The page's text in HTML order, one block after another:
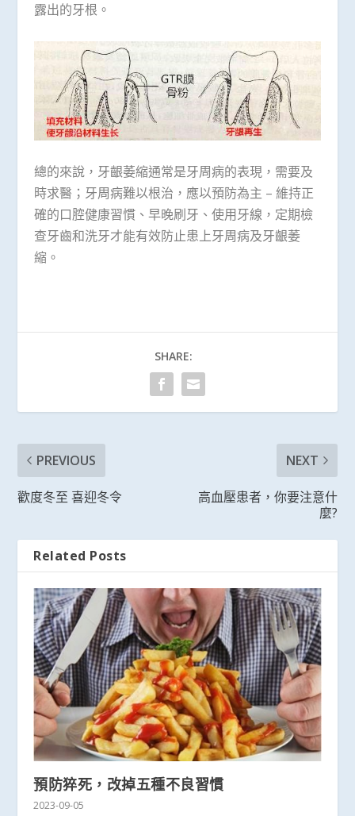
露出的牙根。
總的來說，牙齦萎縮通常是牙周病的表現，需要及
時求醫；牙周病難以根治，應以預防為主 – 維持正
確的口腔健康習慣、早晚刷牙、使用牙線，定期檢
查牙齒和洗牙才能有效防止患上牙周病及牙齦萎
縮。
SHARE:
PREVIOUS
歡度冬至 喜迎冬令
NEXT
高血壓患者，你要注意什
麼?
Related Posts
預防猝死，改掉五種不良習慣
2023-09-05